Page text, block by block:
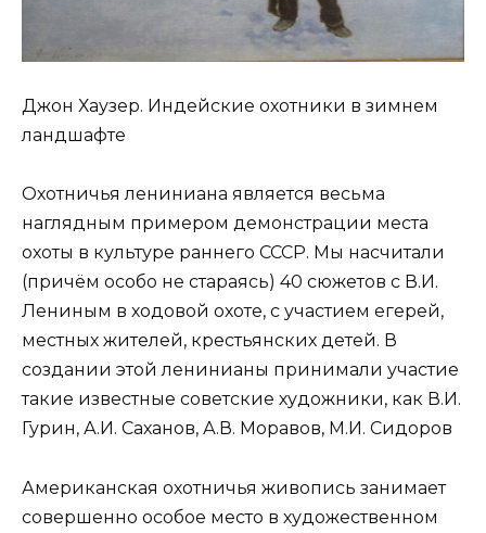
Джон Хаузер. Индейские охотники в зимнем
ландшафте
Охотничья лениниана является весьма
наглядным примером демонстрации места
охоты в культуре раннего СССР. Мы насчитали
(причём особо не стараясь) 40 сюжетов с В.И.
Лениным в ходовой охоте, с участием егерей,
местных жителей, крестьянских детей. В
создании этой ленинианы принимали участие
такие известные советские художники, как В.И.
Гурин, А.И. Саханов, А.В. Моравов, М.И. Сидоров
Американская охотничья живопись занимает
совершенно особое место в художественном